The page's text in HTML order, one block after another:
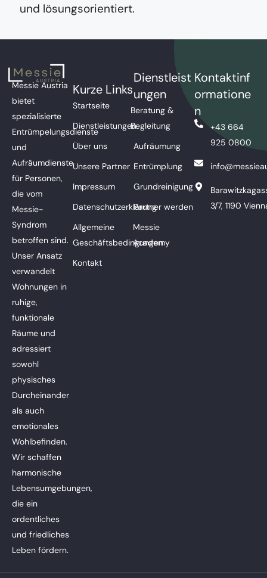
und lösungsorientiert.
Messie Austria
bietet
spezialisierte
Entrümpelungsdienste
und
Aufräumdienste
für Personen,
die vom
Messie-
Syndrom
betroffen sind.
Unser Ansatz
verwandelt
Wohnungen in
ruhige,
funktionale
Räume und
adressiert
sowohl
physisches
Durcheinander
als auch
emotionales
Wohlbefinden.
Wir schaffen
harmonische
Lebensumgebungen,
die ein
ordentliches
und friedliches
Leben fördern.
Kurze Links
Startseite
Dienstleistungen
Über uns
Unsere Partner
Impressum
Datenschutzerklärung
Allgemeine
Geschäftsbedingungen
Kontakt
Dienstleist
ungen
Beratung &
Begleitung
Aufräumung
Entrümplung
Grundreinigung
Partner werden
Messie
Academy
Kontaktinf
ormatione
n
+43 664
925 0800
3/7, 1190